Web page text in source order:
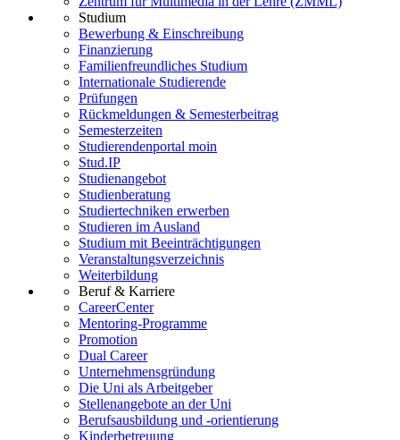
Studium
Bewerbung & Einschreibung
Finanzierung
Familienfreundliches Studium
Internationale Studierende
Prüfungen
Rückmeldungen & Semesterbeitrag
Semesterzeiten
Studierendenportal moin
Stud.IP
Studienangebot
Studienberatung
Studiertechniken erwerben
Studieren im Ausland
Studium mit Beeinträchtigungen
Veranstaltungsverzeichnis
Weiterbildung
Beruf & Karriere
CareerCenter
Mentoring-Programme
Promotion
Dual Career
Unternehmensgründung
Die Uni als Arbeitgeber
Stellenangebote an der Uni
Berufsausbildung und -orientierung
Kinderbetreuung